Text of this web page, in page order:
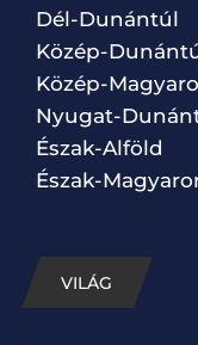
Dél-Dunántúl
Közép-
Közép-
Nyugat-
Észak-Alföld
Észak-
VILÁG